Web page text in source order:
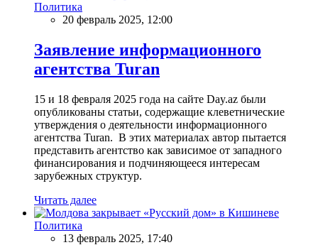
Политика
20 февраль 2025, 12:00
Заявление информационного
агентства Turan
15 и 18 февраля 2025 года на сайте Day.az были
опубликованы статьи, содержащие клеветнические
утверждения о деятельности информационного
агентства Turan. В этих материалах автор пытается
представить агентство как зависимое от западного
финансирования и подчиняющееся интересам
зарубежных структур.
Читать далее
Политика
13 февраль 2025, 17:40